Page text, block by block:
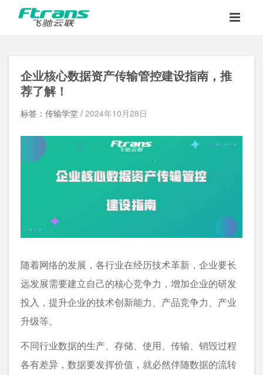
企业核心数据资产传输管控建设指南，推
荐了解！
标签：传输学堂 / 2024年10月28日
随着网络的发展，各行业在经历技术革新，企业要长
远发展需要建立自己的核心竞争力，增加企业的研发
投入，提升企业的技术创新能力、产品竞争力、产业
升级等。
不同行业数据的生产、存储、使用、传输、销毁过程
各有差异，数据要发挥价值，就必然伴随数据的流转